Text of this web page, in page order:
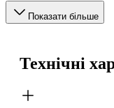
Показати більше
Технічні